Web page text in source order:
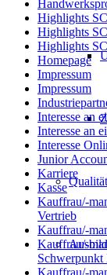
Qualität
Highlights
Highlights
Highlights
Homepage
Impressum
Impressum
Interesse an
Interesse an
Interesse
Junior
Karriere
Kasse
Kauffrau/-
Vertrieb
Kauffrau/-
Kauffrau/-
Kauffrau/-